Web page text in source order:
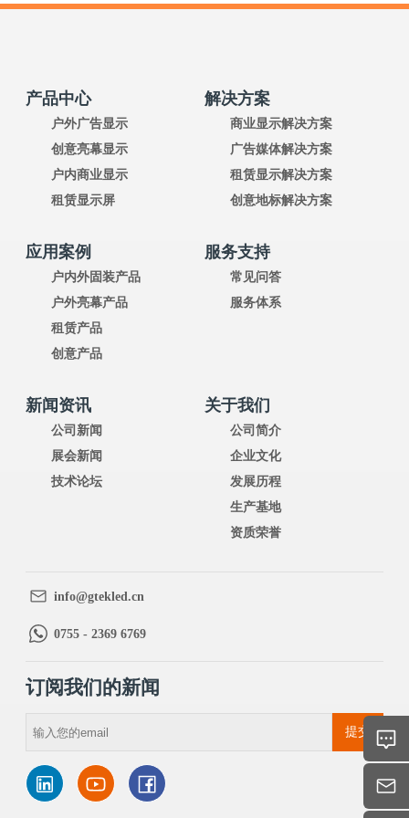
产品中心
户外广告显示
创意亮幕显示
户内商业显示
租赁显示屏
解决方案
商业显示解决方案
广告媒体解决方案
租赁显示解决方案
创意地标解决方案
应用案例
户内外固装产品
户外亮幕产品
租赁产品
创意产品
服务支持
常见问答
服务体系
新闻资讯
公司新闻
展会新闻
技术论坛
关于我们
公司简介
企业文化
发展历程
生产基地
资质荣誉
info@gtekled.cn
0755 - 2369 6769
订阅我们的新闻
提交